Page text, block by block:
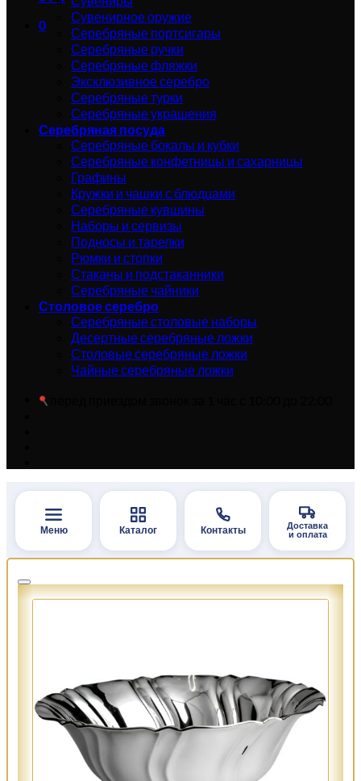
0
Сувенирное оружие
Серебряные портсигары
Серебряные ручки
Серебряные фляжки
Эксклюзивное серебро
Серебряные турки
Серебряные украшения
Серебряная посуда
Серебряные бокалы и кубки
Серебряные конфетницы и сахарницы
Графины
Кружки и чашки с блюдцами
Серебряные кувшины
Наборы и сервизы
Подносы и тарелки
Рюмки и стопки
Стаканы и подстаканники
Серебряные чайники
Столовое серебро
Серебряные столовые наборы
Десертные серебряные ложки
Столовые серебряные ложки
Чайные серебряные ложки
Меню Каталог Контакты
Доставка
и оплата